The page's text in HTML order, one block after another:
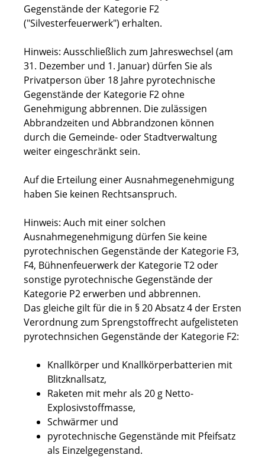
Gegenstände der Kategorie F2
("Silvesterfeuerwerk") erhalten.
Hinweis: Ausschließlich zum Jahreswechsel (am
31. Dezember und 1. Januar) dürfen Sie als
Privatperson über 18 Jahre pyrotechnische
Gegenstände der Kategorie F2 ohne
Genehmigung abbrennen. Die zulässigen
Abbrandzeiten und Abbrandzonen können
durch die Gemeinde- oder Stadtverwaltung
weiter eingeschränkt sein.
Auf die Erteilung einer Ausnahmegenehmigung
haben Sie keinen Rechtsanspruch.
Hinweis: Auch mit einer solchen
Ausnahmegenehmigung dürfen Sie keine
pyrotechnischen Gegenstände der Kategorie F3,
F4, Bühnenfeuerwerk der Kategorie T2 oder
sonstige pyrotechnische Gegenstände der
Kategorie P2 erwerben und abbrennen.
Das gleiche gilt für die in § 20 Absatz 4 der Ersten
Verordnung zum Sprengstoffrecht aufgelisteten
pyrotechnsichen Gegenstände der Kategorie F2:
Knallkörper und Knallkörperbatterien mit
Blitzknallsatz,
Raketen mit mehr als 20 g Netto-
Explosivstoffmasse,
Schwärmer und
pyrotechnische Gegenstände mit Pfeifsatz
als Einzelgegenstand.